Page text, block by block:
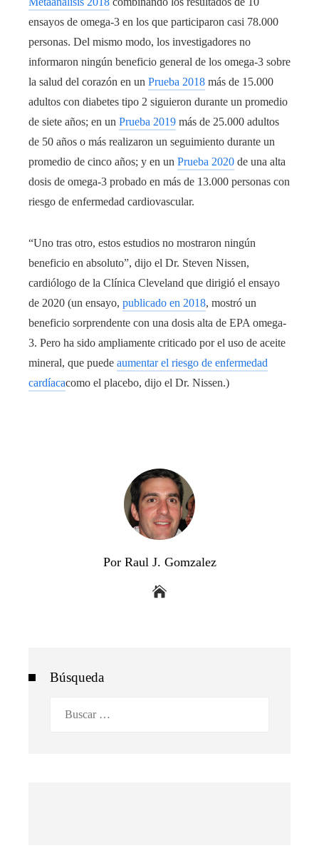
ensayos de omega-3 en los que participaron casi 78.000
personas. Del mismo modo, los investigadores no
informaron ningún beneficio general de los omega-3 sobre
la salud del corazón en un Prueba 2018 más de 15.000
adultos con diabetes tipo 2 siguieron durante un promedio
de siete años; en un Prueba 2019 más de 25.000 adultos
de 50 años o más realizaron un seguimiento durante un
promedio de cinco años; y en un Prueba 2020 de una alta
dosis de omega-3 probado en más de 13.000 personas con
riesgo de enfermedad cardiovascular.
“Uno tras otro, estos estudios no mostraron ningún
beneficio en absoluto”, dijo el Dr. Steven Nissen,
cardiólogo de la Clínica Cleveland que dirigió el ensayo
de 2020 (un ensayo, publicado en 2018, mostró un
beneficio sorprendente con una dosis alta de EPA omega-
3. Pero ha sido ampliamente criticado por el uso de aceite
mineral, que puede aumentar el riesgo de enfermedad
cardíacacomo el placebo, dijo el Dr. Nissen.)
Por Raul J. Gomzalez
Búsqueda